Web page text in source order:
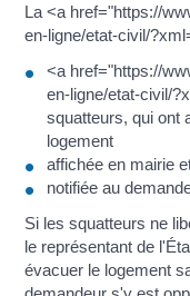
La <a href="https://
en-ligne/etat-civil/
<a href="https://
en-ligne/etat-civil/
squatteurs, qui ont
logement
affichée en mairie
notifiée au
Si les squatteurs ne
le représentant de
évacuer le logement